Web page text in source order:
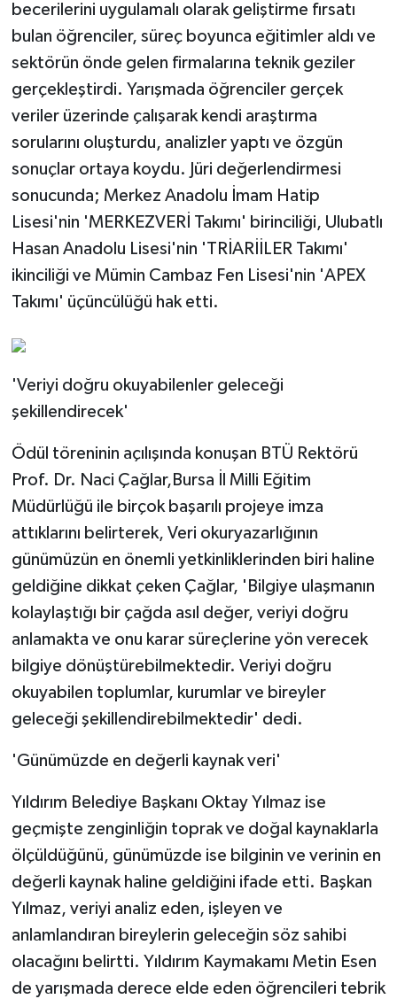
becerilerini uygulamalı olarak geliştirme fırsatı
bulan öğrenciler, süreç boyunca eğitimler aldı ve
sektörün önde gelen firmalarına teknik geziler
gerçekleştirdi. Yarışmada öğrenciler gerçek
veriler üzerinde çalışarak kendi araştırma
sorularını oluşturdu, analizler yaptı ve özgün
sonuçlar ortaya koydu. Jüri değerlendirmesi
sonucunda; Merkez Anadolu İmam Hatip
Lisesi'nin 'MERKEZVERİ Takımı' birinciliği, Ulubatlı
Hasan Anadolu Lisesi'nin 'TRİARİİLER Takımı'
ikinciliği ve Mümin Cambaz Fen Lisesi'nin 'APEX
Takımı' üçüncülüğü hak etti.
'Veriyi doğru okuyabilenler geleceği
şekillendirecek'
Ödül töreninin açılışında konuşan BTÜ Rektörü
Prof. Dr. Naci Çağlar,Bursa İl Milli Eğitim
Müdürlüğü ile birçok başarılı projeye imza
attıklarını belirterek, Veri okuryazarlığının
günümüzün en önemli yetkinliklerinden biri haline
geldiğine dikkat çeken Çağlar, 'Bilgiye ulaşmanın
kolaylaştığı bir çağda asıl değer, veriyi doğru
anlamakta ve onu karar süreçlerine yön verecek
bilgiye dönüştürebilmektedir. Veriyi doğru
okuyabilen toplumlar, kurumlar ve bireyler
geleceği şekillendirebilmektedir' dedi.
'Günümüzde en değerli kaynak veri'
Yıldırım Belediye Başkanı Oktay Yılmaz ise
geçmişte zenginliğin toprak ve doğal kaynaklarla
ölçüldüğünü, günümüzde ise bilginin ve verinin en
değerli kaynak haline geldiğini ifade etti. Başkan
Yılmaz, veriyi analiz eden, işleyen ve
anlamlandıran bireylerin geleceğin söz sahibi
olacağını belirtti. Yıldırım Kaymakamı Metin Esen
de yarışmada derece elde eden öğrencileri tebrik